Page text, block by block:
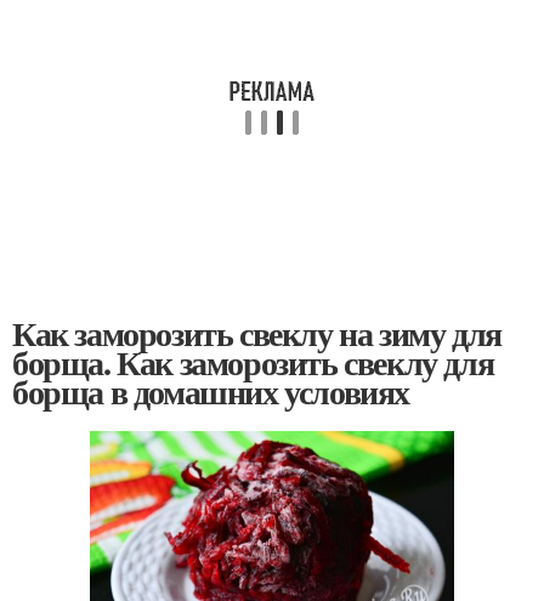
Как заморозить свеклу на зиму для
борща. Как заморозить свеклу для
борща в домашних условиях